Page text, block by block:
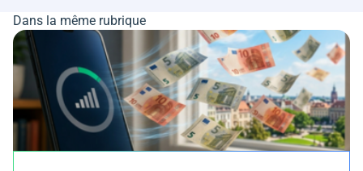
Dans la même rubrique